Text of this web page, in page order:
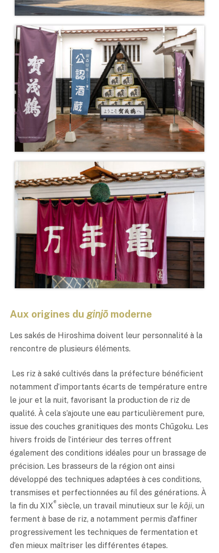
Aux origines du ginjō moderne
Les sakés de Hiroshima doivent leur personnalité à la
rencontre de plusieurs éléments.
Les riz à saké cultivés dans la préfecture bénéficient
notamment d’importants écarts de température entre
le jour et la nuit, favorisant la production de riz de
qualité. À cela s’ajoute une eau particulièrement pure,
issue des couches granitiques des monts Chūgoku. Les
hivers froids de l’intérieur des terres offrent
également des conditions idéales pour un brassage de
précision. Les brasseurs de la région ont ainsi
développé des techniques adaptées à ces conditions,
transmises et perfectionnées au fil des générations. À
la fin du XIX
e
siècle, un travail minutieux sur le kōji, un
ferment à base de riz, a notamment permis d’affiner
progressivement les techniques de fermentation et
d’en mieux maîtriser les différentes étapes.